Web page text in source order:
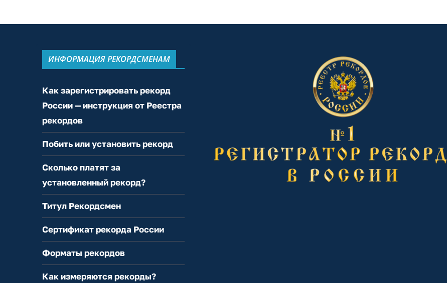
ИНФОРМАЦИЯ РЕКОРДСМЕНАМ
Как зарегистрировать рекорд
России — инструкция от Реестра
рекордов
Побить или установить рекорд
Сколько платят за
установленный рекорд?
Титул Рекордсмен
Сертификат рекорда России
Форматы рекордов
Как измеряются рекорды?